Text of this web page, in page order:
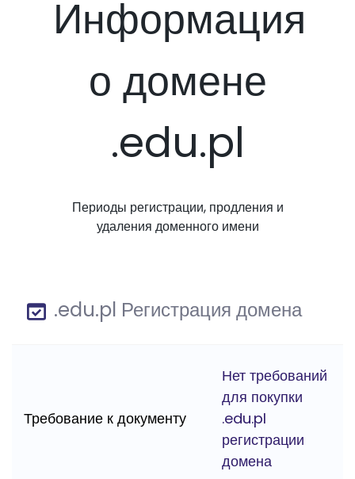
Информация
о домене
.edu.pl
Периоды регистрации, продления и
удаления доменного имени
.edu.pl Регистрация домена
Требование к документу
Нет требований
для покупки
.edu.pl
регистрации
домена